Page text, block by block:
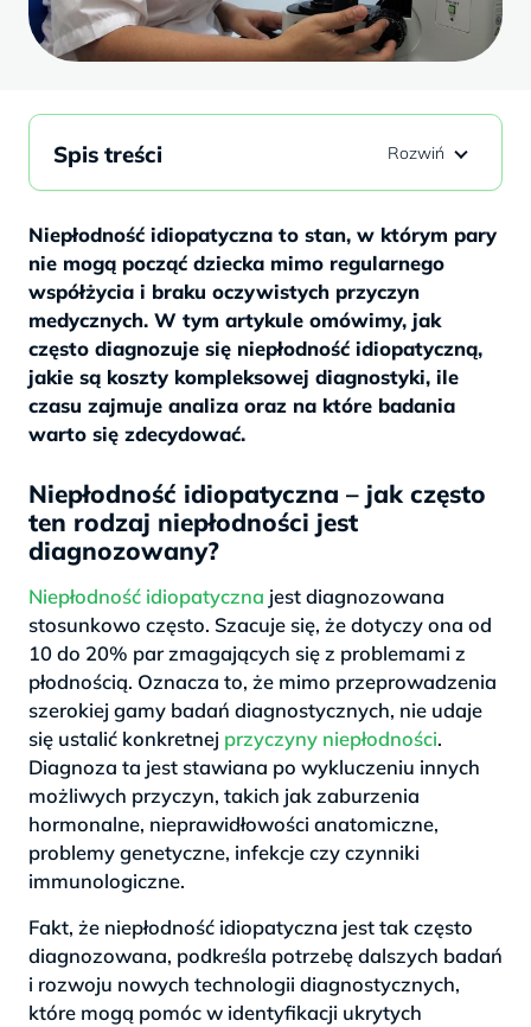
Niepłodność idiopatyczna to stan, w którym pary
nie mogą począć dziecka mimo regularnego
współżycia i braku oczywistych przyczyn
medycznych. W tym artykule omówimy, jak
często diagnozuje się niepłodność idiopatyczną,
jakie są koszty kompleksowej diagnostyki, ile
czasu zajmuje analiza oraz na które badania
warto się zdecydować.
Niepłodność idiopatyczna – jak często
ten rodzaj niepłodności jest
diagnozowany?
Niepłodność idiopatyczna jest diagnozowana
stosunkowo często. Szacuje się, że dotyczy ona od
10 do 20% par zmagających się z problemami z
płodnością. Oznacza to, że mimo przeprowadzenia
szerokiej gamy badań diagnostycznych, nie udaje
się ustalić konkretnej przyczyny niepłodności.
Diagnoza ta jest stawiana po wykluczeniu innych
możliwych przyczyn, takich jak zaburzenia
hormonalne, nieprawidłowości anatomiczne,
problemy genetyczne, infekcje czy czynniki
immunologiczne.
Fakt, że niepłodność idiopatyczna jest tak często
diagnozowana, podkreśla potrzebę dalszych badań
i rozwoju nowych technologii diagnostycznych,
które mogą pomóc w identyfikacji ukrytych
Spis treści